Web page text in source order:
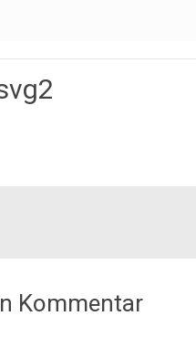
Kommentar